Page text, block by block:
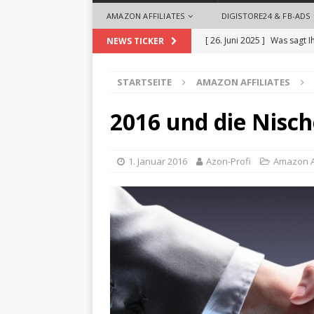
AMAZON AFFILIATES DIGISTORE24 & FB-ADS
NEWS TICKER [ 26. Juni 2025 ] Was sagt
ALLGEMEIN
[ 18. September 2024 ]
[ 1. August 2024 ] Die
Zeit
Headhuntern profitieren
STARTSEITE AMAZON AFFILIATES
2016 und die
1. Januar 2016 Azon-Profi Amazon